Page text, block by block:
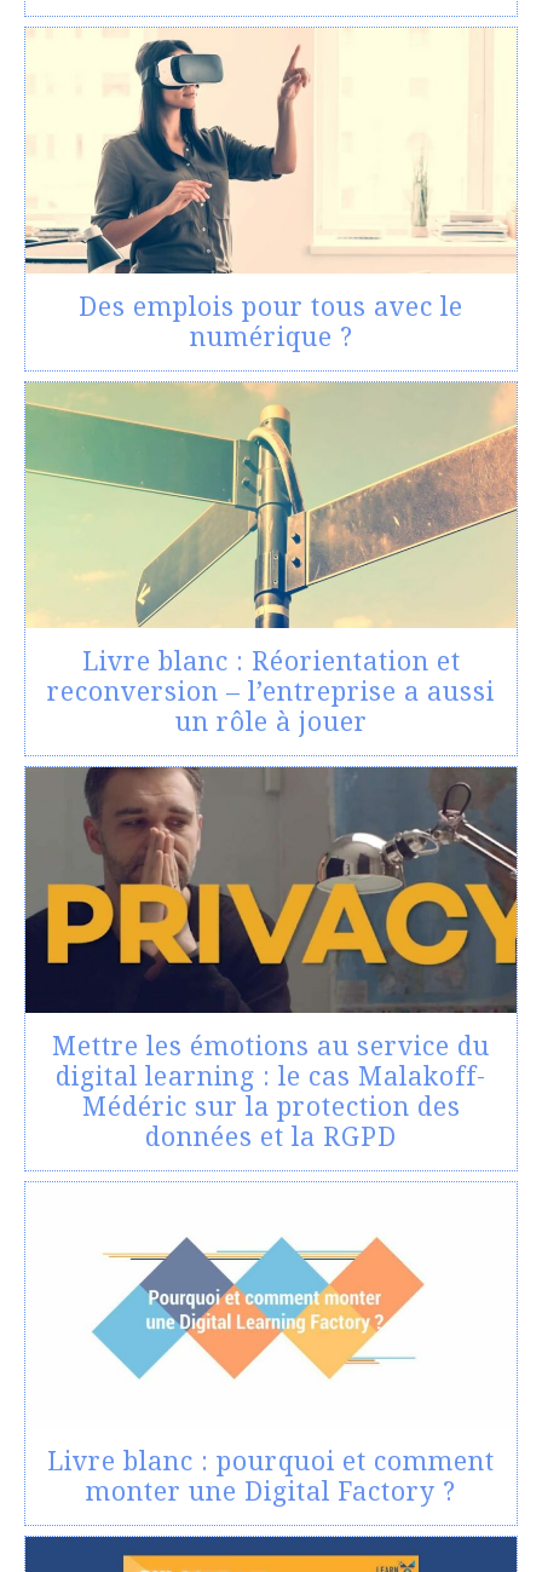
Des emplois pour tous avec le
numérique ?
Livre blanc : Réorientation et
reconversion – l’entreprise a aussi
un rôle à jouer
Mettre les émotions au service du
digital learning : le cas Malakoff-
Médéric sur la protection des
données et la RGPD
Livre blanc : pourquoi et comment
monter une Digital Factory ?